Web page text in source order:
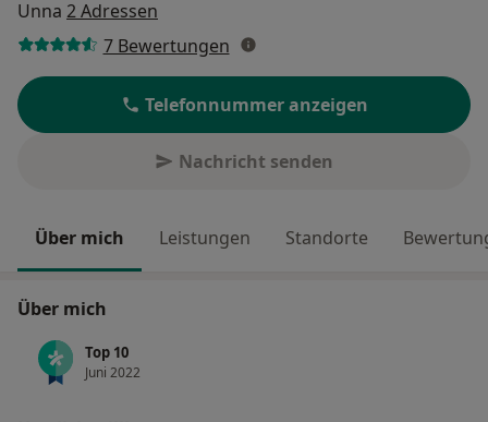
Unna 2 Adressen
7 Bewertungen
Telefonnummer anzeigen
Nachricht senden
Über mich Leistungen Standorte
Über mich
Top 10
Juni 2022